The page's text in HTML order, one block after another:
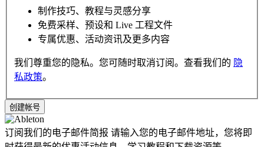
制作技巧、教程与灵感分享
免费采样、预设和 Live 工程文件
专属优惠、活动资讯及更多内容
我们尊重您的隐私。您可随时取消订阅。查看我们的 隐
私政策。
订阅我们的电子邮件简报 请输入您的电子邮件地址，您将即